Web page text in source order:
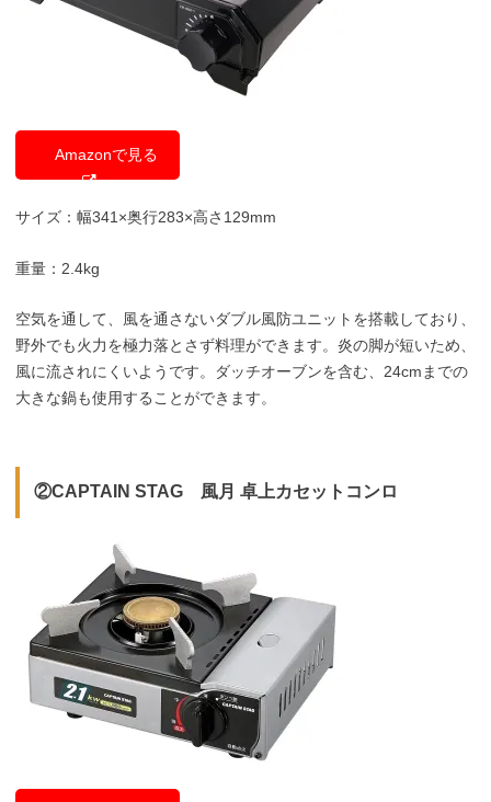
Amazonで見る
サイズ：幅341×奥行283×高さ129mm
重量：2.4kg
空気を通して、風を通さないダブル風防ユニットを搭載しており、
野外でも火力を極力落とさず料理ができます。炎の脚が短いため、
風に流されにくいようです。ダッチオーブンを含む、24cmまでの
大きな鍋も使用することができます。
②CAPTAIN STAG 風月 卓上カセットコンロ